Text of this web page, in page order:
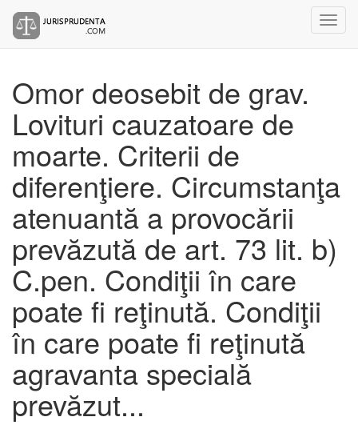
Omor deosebit de grav.
Lovituri cauzatoare de
moarte. Criterii de
diferenţiere. Circumstanţa
atenuantă a provocării
prevăzută de art. 73 lit. b)
C.pen. Condiţii în care
poate fi reţinută. Condiţii
în care poate fi reţinută
agravanta specială
prevăzut...